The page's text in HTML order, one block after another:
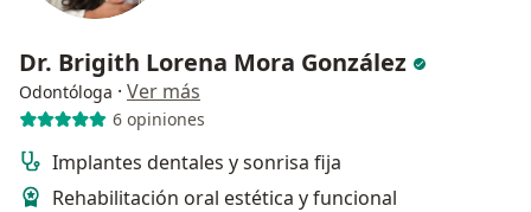
Dr. Brigith Lorena Mora González
Odontóloga · Ver más
6 opiniones
Implantes dentales y sonrisa fija
Rehabilitación oral estética y funcional